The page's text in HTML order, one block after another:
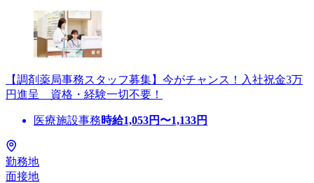
【調剤薬局事務スタッフ募集】今がチャンス！入社祝金3万
円進呈 資格・経験一切不要！
医療施設事務時給1,053円〜1,133円
勤務地
面接地